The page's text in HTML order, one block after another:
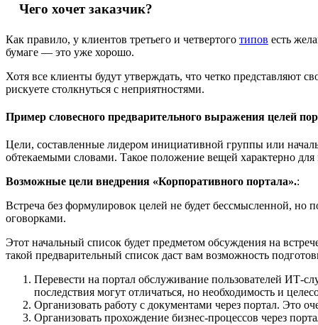
Чего хочет заказчик?
Как правило, у клиентов третьего и четвертого типов есть
бумаге — это уже хорошо.
Хотя все клиенты будут утверждать, что четко представляют
рискуете столкнуться с неприятностями.
Пример словесного предварительного выражения целей
Цели, составленные лидером инициативной группы или
обтекаемыми словами. Такое положение вещей характерно
Возможные цели внедрения «Корпоративного портала».:
Встреча без формулировок целей не будет бессмысленной,
оговорками.
Этот начальный список будет предметом обсуждения на
такой предварительный список даст вам возможность
Перевести на портал обслуживание пользователей ИТ-
последствия могут отличаться, но необходимость и
Организовать работу с документами через портал. Это
Организовать прохождение бизнес-процессов через